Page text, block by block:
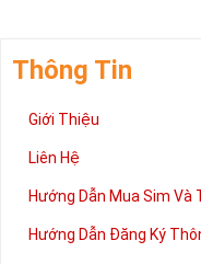
Thông Tin
Giới Thiệu
Liên Hệ
Hướng Dẫn Mua Sim Và
Hướng Dẫn Đăng Ký